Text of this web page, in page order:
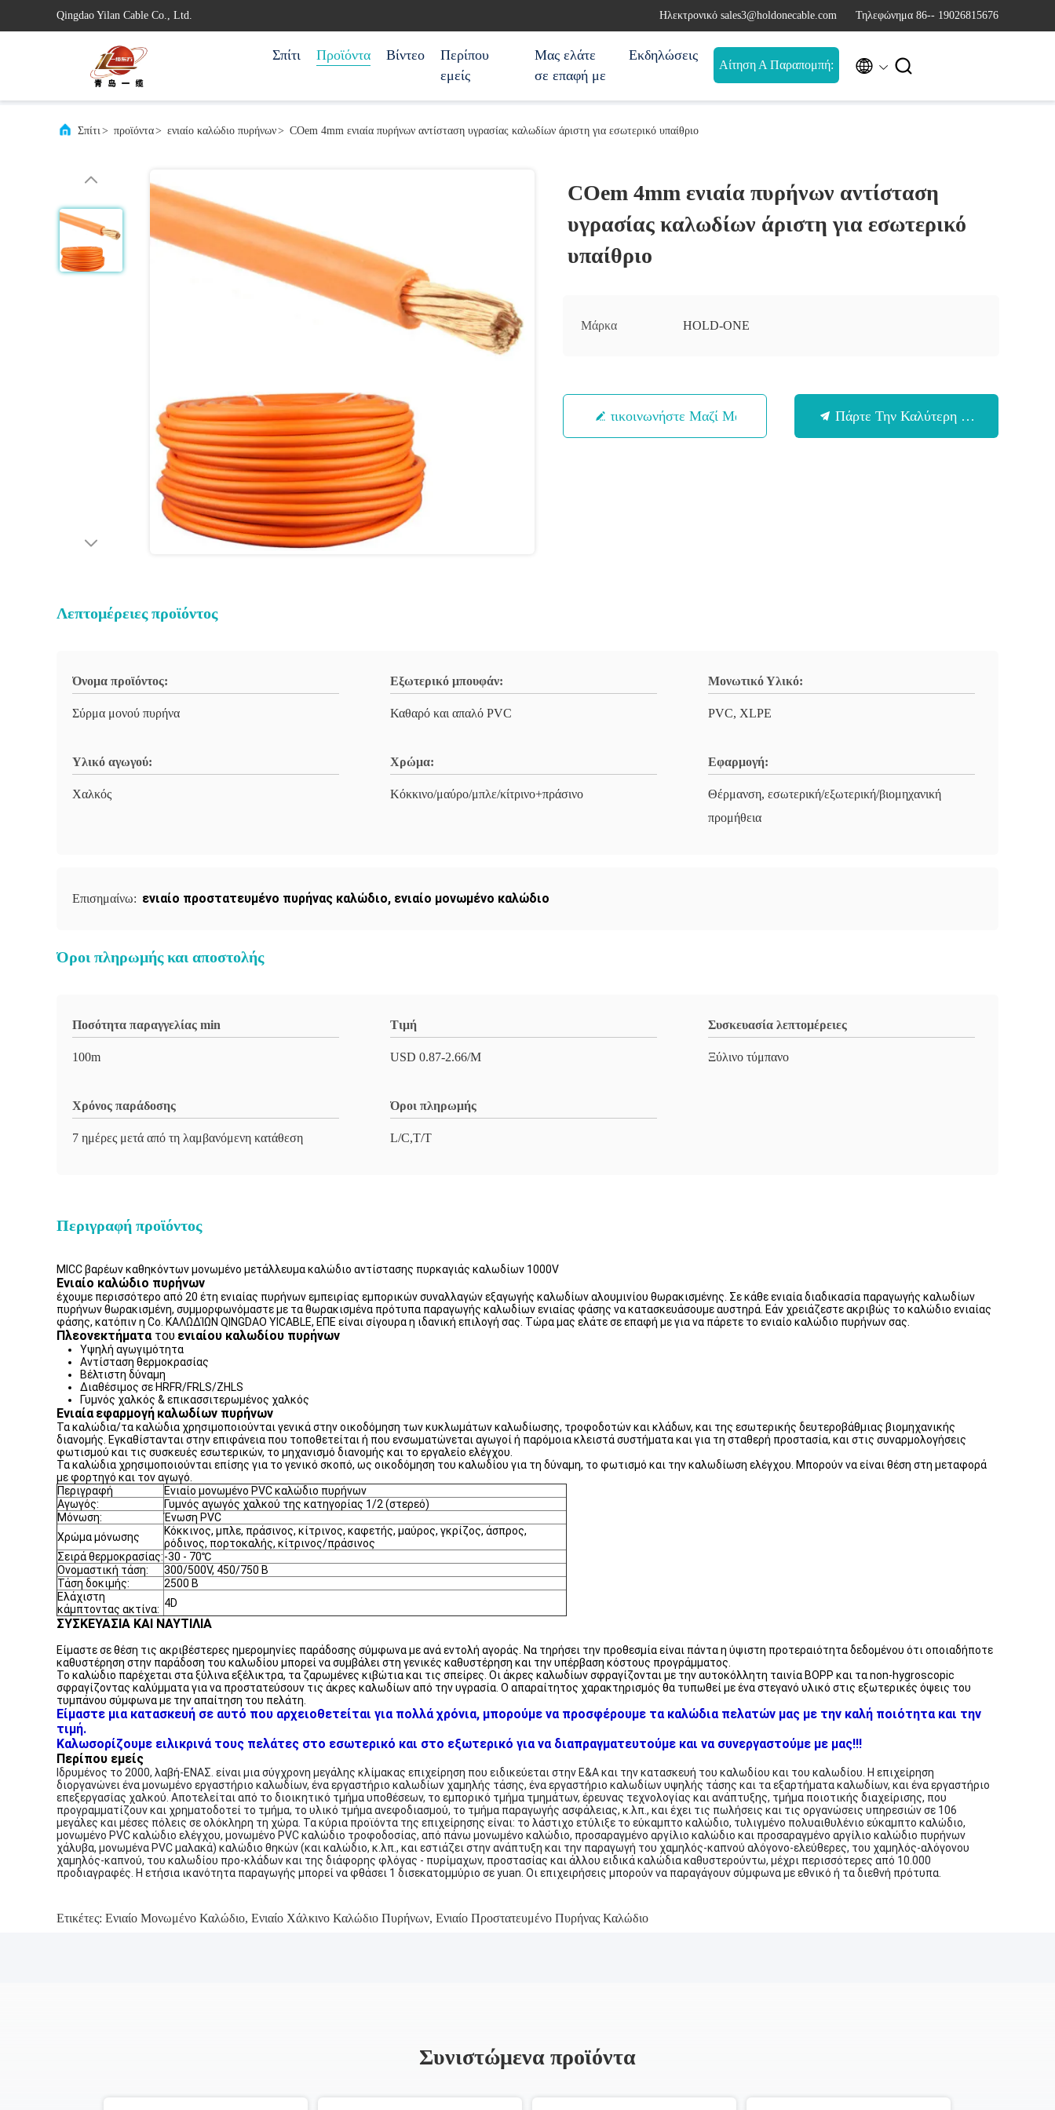
Qingdao Yilan Cable Co., Ltd. Ηλεκτρονικό sales3@holdonecable.com Τηλεφώνημα 86-- 19026815676
Σπίτι Προϊόντα Βίντεο
Περίπου
εμείς
Μας ελάτε
σε επαφή με
Εκδηλώσεις
Αίτηση Α Παραπομπή:  
Σπίτι> προϊόντα> ενιαίο καλώδιο πυρήνων> COem 4mm ενιαία πυρήνων αντίσταση υγρασίας καλωδίων άριστη για εσωτερικό υπαίθριο
COem 4mm ενιαία πυρήνων αντίσταση
υγρασίας καλωδίων άριστη για εσωτερικό
υπαίθριο
Μάρκα HOLD-ONE
Επικοινωνήστε Μαζί Μας Πάρτε Την Καλύτερη Τιμή
Λεπτομέρειες προϊόντος
Όνομα προϊόντος:
Σύρμα μονού πυρήνα
Εξωτερικό μπουφάν:
Καθαρό και απαλό PVC
Μονωτικό Υλικό:
PVC, XLPE
Υλικό αγωγού:
Χαλκός
Χρώμα:
Κόκκινο/μαύρο/μπλε/κίτρινο+πράσινο
Εφαρμογή:
Θέρμανση, εσωτερική/εξωτερική/βιομηχανική
προμήθεια
Επισημαίνω: ενιαίο προστατευμένο πυρήνας καλώδιο, ενιαίο μονωμένο καλώδιο
Όροι πληρωμής και αποστολής
Ποσότητα παραγγελίας min
100m
Τιμή
USD 0.87-2.66/M
Συσκευασία λεπτομέρειες
Ξύλινο τύμπανο
Χρόνος παράδοσης
7 ημέρες μετά από τη λαμβανόμενη κατάθεση
Όροι πληρωμής
L/C,T/T
Περιγραφή προϊόντος
MICC βαρέων καθηκόντων μονωμένο μετάλλευμα καλώδιο αντίστασης πυρκαγιάς καλωδίων 1000V
Ενιαίο καλώδιο πυρήνων
έχουμε περισσότερο από 20 έτη ενιαίας πυρήνων εμπειρίας εμπορικών συναλλαγών εξαγωγής καλωδίων αλουμινίου θωρακισμένης. Σε κάθε ενιαία διαδικασία παραγωγής καλωδίων
πυρήνων θωρακισμένη, συμμορφωνόμαστε με τα θωρακισμένα πρότυπα παραγωγής καλωδίων ενιαίας φάσης να κατασκευάσουμε αυστηρά. Εάν χρειάζεστε ακριβώς το καλώδιο ενιαίας
φάσης, κατόπιν η Co. ΚΑΛΩΔΊΩΝ QINGDAO YICABLE, ΕΠΕ είναι σίγουρα η ιδανική επιλογή σας. Τώρα μας ελάτε σε επαφή με για να πάρετε το ενιαίο καλώδιο πυρήνων σας.
Πλεονεκτήματατου ενιαίου καλωδίου πυρήνων
Υψηλή αγωγιμότητα
Αντίσταση θερμοκρασίας
Βέλτιστη δύναμη
Διαθέσιμος σε HRFR/FRLS/ZHLS
Γυμνός χαλκός & επικασσιτερωμένος χαλκός
Ενιαία εφαρμογή καλωδίων πυρήνων
Τα καλώδια/τα καλώδια χρησιμοποιούνται γενικά στην οικοδόμηση των κυκλωμάτων καλωδίωσης, τροφοδοτών και κλάδων, και της εσωτερικής δευτεροβάθμιας βιομηχανικής
διανομής. Εγκαθίστανται στην επιφάνεια που τοποθετείται ή που ενσωματώνεται αγωγοί ή παρόμοια κλειστά συστήματα και για τη σταθερή προστασία, και στις συναρμολογήσεις
φωτισμού και τις συσκευές εσωτερικών, το μηχανισμό διανομής και το εργαλείο ελέγχου.
Τα καλώδια χρησιμοποιούνται επίσης για το γενικό σκοπό, ως οικοδόμηση του καλωδίου για τη δύναμη, το φωτισμό και την καλωδίωση ελέγχου. Μπορούν να είναι θέση στη μεταφορά
με φορτηγό και τον αγωγό.
Περιγραφή
Ενιαίο μονωμένο PVC καλώδιο πυρήνων
Αγωγός:
Γυμνός αγωγός χαλκού της κατηγορίας 1/2 (στερεό)
Μόνωση:
Ένωση PVC
Χρώμα μόνωσης
Κόκκινος, μπλε, πράσινος, κίτρινος, καφετής, μαύρος, γκρίζος, άσπρος,
ρόδινος, πορτοκαλής, κίτρινος/πράσινος
Σειρά θερμοκρασίας:-30 - 70℃
Ονομαστική τάση:
300/500V, 450/750 Β
Τάση δοκιμής:
2500 Β
Ελάχιστη
κάμπτοντας ακτίνα: 4D
ΣΥΣΚΕΥΑΣΙΑ ΚΑΙ ΝΑΥΤΙΛΙΑ
Είμαστε σε θέση τις ακριβέστερες ημερομηνίες παράδοσης σύμφωνα με ανά εντολή αγοράς. Να τηρήσει την προθεσμία είναι πάντα η ύψιστη προτεραιότητα δεδομένου ότι οποιαδήποτε
καθυστέρηση στην παράδοση του καλωδίου μπορεί να συμβάλει στη γενικές καθυστέρηση και την υπέρβαση κόστους προγράμματος.
Το καλώδιο παρέχεται στα ξύλινα εξέλικτρα, τα ζαρωμένες κιβώτια και τις σπείρες. Οι άκρες καλωδίων σφραγίζονται με την αυτοκόλλητη ταινία BOPP και τα non-hygroscopic
σφραγίζοντας καλύμματα για να προστατεύσουν τις άκρες καλωδίων από την υγρασία. Ο απαραίτητος χαρακτηρισμός θα τυπωθεί με ένα στεγανό υλικό στις εξωτερικές όψεις του
τυμπάνου σύμφωνα με την απαίτηση του πελάτη.
Είμαστε μια κατασκευή σε αυτό που αρχειοθετείται για πολλά χρόνια, μπορούμε να προσφέρουμε τα καλώδια πελατών μας με την καλή ποιότητα και την
τιμή.
Καλωσορίζουμε ειλικρινά τους πελάτες στο εσωτερικό και στο εξωτερικό για να διαπραγματευτούμε και να συνεργαστούμε με μας!!!
Περίπου εμείς
Ιδρυμένος το 2000, λαβή-ΕΝΑΣ. είναι μια σύγχρονη μεγάλης κλίμακας επιχείρηση που ειδικεύεται στην Ε&Α και την κατασκευή του καλωδίου και του καλωδίου. Η επιχείρηση
διοργανώνει ένα μονωμένο εργαστήριο καλωδίων, ένα εργαστήριο καλωδίων χαμηλής τάσης, ένα εργαστήριο καλωδίων υψηλής τάσης και τα εξαρτήματα καλωδίων, και ένα εργαστήριο
επεξεργασίας χαλκού. Αποτελείται από το διοικητικό τμήμα υποθέσεων, το εμπορικό τμήμα τμημάτων, έρευνας τεχνολογίας και ανάπτυξης, τμήμα ποιοτικής διαχείρισης, που
προγραμματίζουν και χρηματοδοτεί το τμήμα, το υλικό τμήμα ανεφοδιασμού, το τμήμα παραγωγής ασφάλειας, κ.λπ., και έχει τις πωλήσεις και τις οργανώσεις υπηρεσιών σε 106
μεγάλες και μέσες πόλεις σε ολόκληρη τη χώρα. Τα κύρια προϊόντα της επιχείρησης είναι: το λάστιχο ετύλιξε το εύκαμπτο καλώδιο, τυλιγμένο πολυαιθυλένιο εύκαμπτο καλώδιο,
μονωμένο PVC καλώδιο ελέγχου, μονωμένο PVC καλώδιο τροφοδοσίας, από πάνω μονωμένο καλώδιο, προσαραγμένο αργίλιο καλώδιο και προσαραγμένο αργίλιο καλώδιο πυρήνων
χάλυβα, μονωμένα PVC μαλακά) καλώδιο θηκών (και καλώδιο, κ.λπ., και εστιάζει στην ανάπτυξη και την παραγωγή του χαμηλός-καπνού αλόγονο-ελεύθερες, του χαμηλός-αλόγονου
χαμηλός-καπνού, του καλωδίου προ-κλάδων και της διάφορης φλόγας - πυρίμαχων, προστασίας και άλλου ειδικά καλώδια καθυστερούντω, μέχρι περισσότερες από 10.000
προδιαγραφές. Η ετήσια ικανότητα παραγωγής μπορεί να φθάσει 1 δισεκατομμύριο σε yuan. Οι επιχειρήσεις μπορούν να παραγάγουν σύμφωνα με εθνικό ή τα διεθνή πρότυπα.
Ετικέτες: Ενιαίο Μονωμένο Καλώδιο, Ενιαίο Χάλκινο Καλώδιο Πυρήνων, Ενιαίο Προστατευμένο Πυρήνας Καλώδιο
Συνιστώμενα προϊόντα